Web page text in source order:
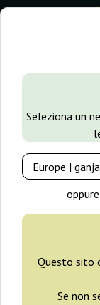
Seleziona un
Questo sito
Se non
GanjaFarmer.it
-30%
+ omaggi